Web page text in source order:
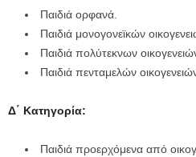
Παιδιά ορφανά.
Παιδιά μονογονεϊκών
Παιδιά πολύτεκνων
Παιδιά πενταμελών
Δ΄ Κατηγορία:
Παιδιά προερχόμενα από